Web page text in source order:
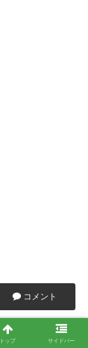
コメント
ォローする
トップ サイドバー